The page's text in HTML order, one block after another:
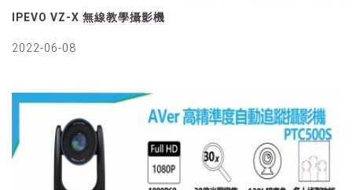
IPEVO VZ-X 無線教學攝影機
2022-06-08